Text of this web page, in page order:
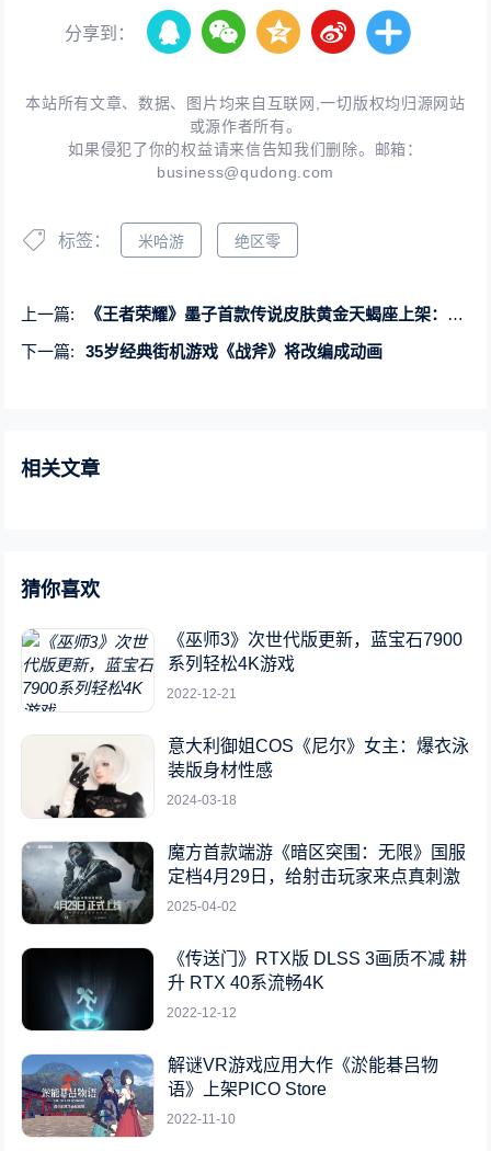
分享到：
本站所有文章、数据、图片均来自互联网,一切版权均归源网站
或源作者所有。
如果侵犯了你的权益请来信告知我们删除。邮箱：
business@qudong.com
标签： 米哈游 绝区零
上一篇:
《王者荣耀》墨子首款传说皮肤黄金天蝎座上架：最低99元
下一篇:
35岁经典街机游戏《战斧》将改编成动画
相关文章
猜你喜欢
《巫师3》次世代版更新，蓝宝石7900
系列轻松4K游戏
2022-12-21
意大利御姐COS《尼尔》女主：爆衣泳
装版身材性感
2024-03-18
魔方首款端游《暗区突围：无限》国服
定档4月29日，给射击玩家来点真刺激
2025-04-02
《传送门》RTX版 DLSS 3画质不减 耕
升 RTX 40系流畅4K
2022-12-12
解谜VR游戏应用大作《淤能碁吕物
语》上架PICO Store
2022-11-10